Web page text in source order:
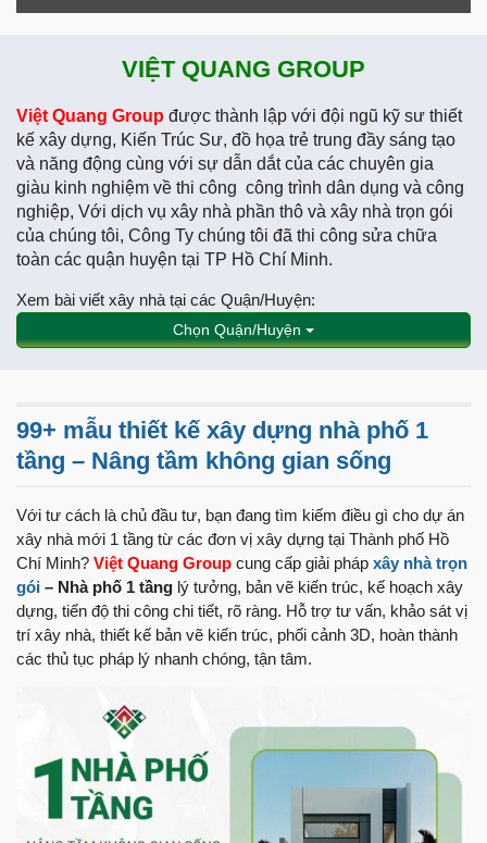
VIỆT QUANG GROUP
Việt Quang Group được thành lập với đội ngũ kỹ sư thiết
kế xây dựng, Kiến Trúc Sư, đồ họa trẻ trung đầy sáng tạo
và năng động cùng với sự dẫn dắt của các chuyên gia
giàu kinh nghiệm về thi công công trình dân dụng và công
nghiệp, Với dịch vụ xây nhà phần thô và xây nhà trọn gói
của chúng tôi, Công Ty chúng tôi đã thi công sửa chữa
toàn các quận huyện tại TP Hồ Chí Minh.
Xem bài viết xây nhà tại các Quận/Huyện:
Chọn Quận/Huyện
99+ mẫu thiết kế xây dựng nhà phố 1
tầng – Nâng tầm không gian sống
Với tư cách là chủ đầu tư, bạn đang tìm kiếm điều gì cho dự án
xây nhà mới 1 tầng từ các đơn vị xây dựng tại Thành phố Hồ
Chí Minh? Việt Quang Group cung cấp giải pháp xây nhà trọn
gói – Nhà phố 1 tầng lý tưởng, bản vẽ kiến trúc, kế hoạch xây
dựng, tiến độ thi công chi tiết, rõ ràng. Hỗ trợ tư vấn, khảo sát vị
trí xây nhà, thiết kế bản vẽ kiến trúc, phối cảnh 3D, hoàn thành
các thủ tục pháp lý nhanh chóng, tận tâm.